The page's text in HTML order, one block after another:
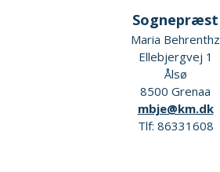
Sognepræst
Maria Behrenthz
Ellebjergvej 1
Ålsø
8500 Grenaa
mbje@km.dk
Tlf: 86331608